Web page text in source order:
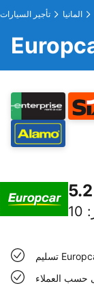
تأجير السيارات المانيا
5.2
: